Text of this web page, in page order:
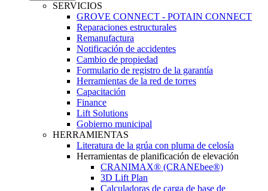
SERVICIOS
GROVE CONNECT - POTAIN CONNECT
Reparaciones estructurales
Remanufactura
Notificación de accidentes
Cambio de propiedad
Formulario de registro de la garantía
Herramientas de la red de torres
Capacitación
Finance
Lift Solutions
Gobierno municipal
HERRAMIENTAS
Literatura de la grúa con pluma de celosía
Herramientas de planificación de elevación
CRANIMAX® (CRANEbee®)
3D Lift Plan
Calculadoras de carga de base de